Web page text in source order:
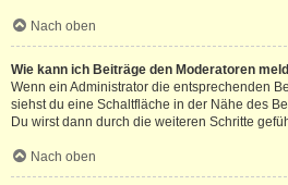
Nach oben
Wie kann ich Beiträge den Moderatoren
Wenn ein Administrator die entsprechenden
siehst du eine Schaltfläche in der Nähe des
Du wirst dann durch die weiteren Schritte
Nach oben